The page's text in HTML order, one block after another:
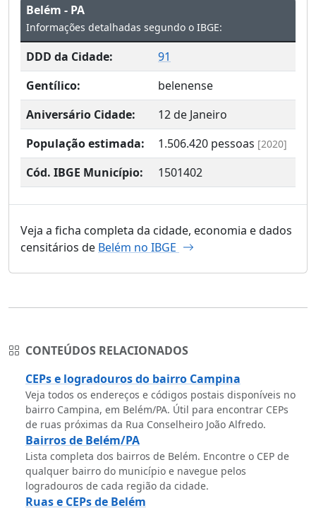
Belém - PA
Informações detalhadas segundo o IBGE:
DDD da Cidade:
91
Gentílico:
belenense
Aniversário Cidade:
12 de Janeiro
População estimada:
1.506.420 pessoas [2020]
Cód. IBGE Município: 1501402
Veja a ficha completa da cidade, economia e dados
censitários de Belém no IBGE
CONTEÚDOS RELACIONADOS
CEPs e logradouros do bairro Campina
Veja todos os endereços e códigos postais disponíveis no
bairro Campina, em Belém/PA. Útil para encontrar CEPs
de ruas próximas da Rua Conselheiro João Alfredo.
Bairros de Belém/PA
Lista completa dos bairros de Belém. Encontre o CEP de
qualquer bairro do município e navegue pelos
logradouros de cada região da cidade.
Ruas e CEPs de Belém